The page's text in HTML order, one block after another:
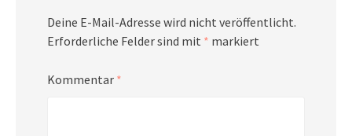
Deine E-Mail-Adresse wird nicht veröffentlicht.
Erforderliche Felder sind mit * markiert
Kommentar *